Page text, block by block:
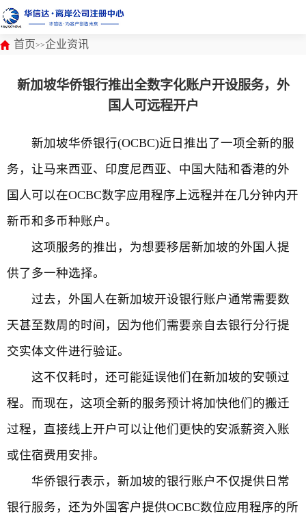
首页>>企业资讯
新加坡华侨银行推出全数字化账户开设服务，外
国人可远程开户
新加坡华侨银行(OCBC)近日推出了一项全新的服
务，让马来西亚、印度尼西亚、中国大陆和香港的外
国人可以在OCBC数字应用程序上远程并在几分钟内开
新币和多币种账户。
这项服务的推出，为想要移居新加坡的外国人提
供了多一种选择。
过去，外国人在新加坡开设银行账户通常需要数
天甚至数周的时间，因为他们需要亲自去银行分行提
交实体文件进行验证。
这不仅耗时，还可能延误他们在新加坡的安顿过
程。而现在，这项全新的服务预计将加快他们的搬迁
过程，直接线上开户可以让他们更快的安派薪资入账
或住宿费用安排。
华侨银行表示，新加坡的银行账户不仅提供日常
银行服务，还为外国客户提供OCBC数位应用程序的所